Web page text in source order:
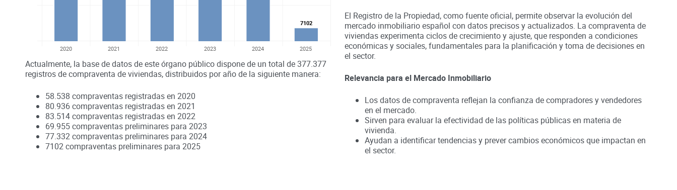
El Registro de la Propiedad, como fuente oficial, permite observar la evolución del
mercado inmobiliario español con datos precisos y actualizados. La compraventa de
viviendas experimenta ciclos de crecimiento y ajuste, que responden a condiciones
económicas y sociales, fundamentales para la planificación y toma de decisiones en
el sector.
Relevancia para el Mercado Inmobiliario
Los datos de compraventa reflejan la confianza de compradores y vendedores
en el mercado.
Sirven para evaluar la efectividad de las políticas públicas en materia de
vivienda.
Ayudan a identificar tendencias y prever cambios económicos que impactan en
el sector.
7102
7102
2020 2021 2022 2023 2024 2025
Actualmente, la base de datos de este órgano público dispone de un total de377.377
registros de compraventa de viviendas, distribuidos por año de la siguiente manera:
58.538 compraventas registradas en 2020
80.936compraventas registradas en 2021
83.514compraventas registradas en 2022
69.955compraventas preliminares para 2023
77.332compraventas preliminares para 2024
7102compraventas preliminares para 2025